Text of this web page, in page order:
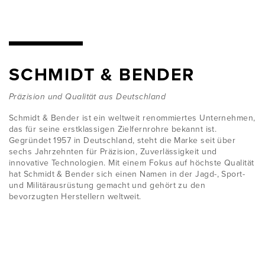
SCHMIDT & BENDER
Präzision und Qualität aus Deutschland
Schmidt & Bender ist ein weltweit renommiertes Unternehmen,
das für seine erstklassigen Zielfernrohre bekannt ist.
Gegründet 1957 in Deutschland, steht die Marke seit über
sechs Jahrzehnten für Präzision, Zuverlässigkeit und
innovative Technologien. Mit einem Fokus auf höchste Qualität
hat Schmidt & Bender sich einen Namen in der Jagd-, Sport-
und Militärausrüstung gemacht und gehört zu den
bevorzugten Herstellern weltweit.